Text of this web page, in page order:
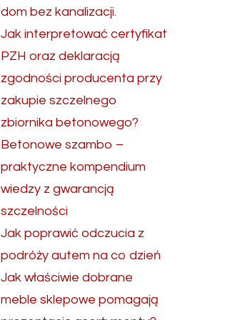
dom bez kanalizacji.
Jak interpretować certyfikat
PZH oraz deklaracją
zgodności producenta przy
zakupie szczelnego
zbiornika betonowego?
Betonowe szambo –
praktyczne kompendium
wiedzy z gwarancją
szczelności
Jak poprawić odczucia z
podróży autem na co dzień
Jak właściwie dobrane
meble sklepowe pomagają